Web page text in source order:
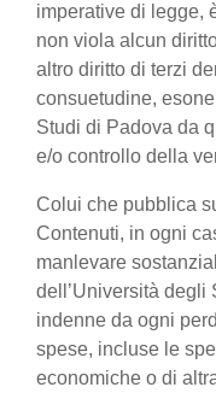
imperative di legge,
non viola alcun
altro diritto di terzi
consuetudine,
Studi di Padova da
e/o controllo della
Colui che pubblica
Contenuti, in ogni
manlevare
dell’Università degli
indenne da ogni
spese, incluse le
economiche o di